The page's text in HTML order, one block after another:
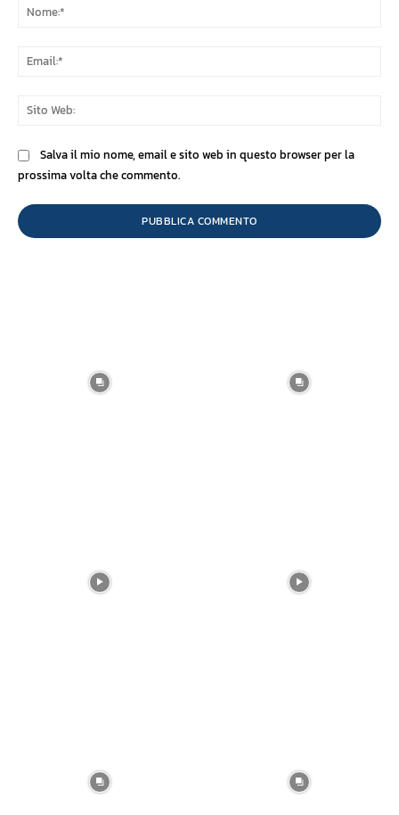
Salva il mio nome, email e sito web in questo browser per la
prossima volta che commento.